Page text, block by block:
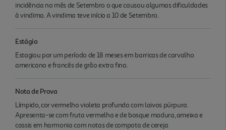
incidência no mês de Setembro o que causou algumas dificuldades
à vindima. A vindima teve início a 10 de Setembro.
Estágio
Estagiou por um período de 18 meses em barricas de carvalho
americano e francês de grão extra fino.
Nota de Prova
Límpido, cor vermelho violeta profundo com laivos púrpura.
Apresenta-se com fruta vermelha e de bosque madura, ameixa e
cassis em harmonia com notas de compota de cereja